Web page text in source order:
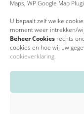
Maps, WP Google Map
U bepaalt zelf welke
moment weer intrekken/
Beheer Cookies rechts
cookies en hoe wij uw
cookieverklaring.
E-mailadres*
Bewegen met Ina